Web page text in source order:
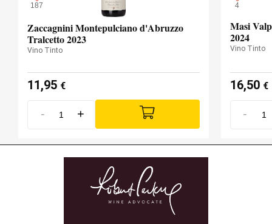
187
Zaccagnini Montepulciano d'Abruzzo
Tralcetto 2023
Vino Tinto
11,95 €
- +
4
Masi
2024
Vino Tinto
16,50 €
-